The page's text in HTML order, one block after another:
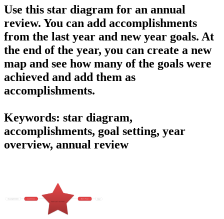
Use this star diagram for an annual
review. You can add accomplishments
from the last year and new year goals. At
the end of the year, you can create a new
map and see how many of the goals were
achieved and add them as
accomplishments.
Keywords: star diagram,
accomplishments, goal setting, year
overview, annual review